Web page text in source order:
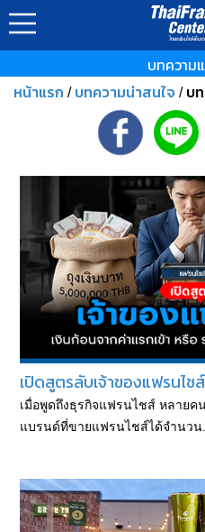
บทความ
หน้าแรก / บทความน่าสนใจ / บ
เปิดสูตรลับเจ้าของแฟรนไช
เมื่อพูดถึงธุรกิจแฟรนไชส์ หลายค
แบรนด์ที่ขายแฟรนไชส์ได้จำนวน...